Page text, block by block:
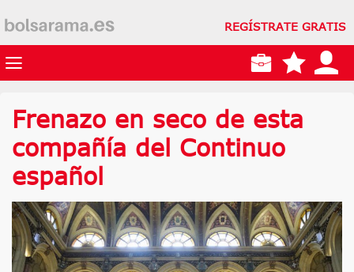
REGÍSTRATE GRATIS
Frenazo en seco de esta
compañía del Continuo
español